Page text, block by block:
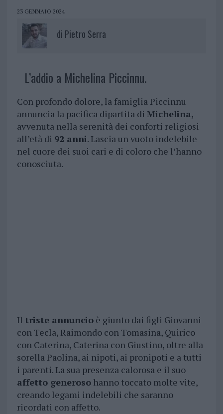
23 GENNAIO 2024
di Pietro Serra
L’addio a Michelina Piccinnu.
Con profondo dolore, la famiglia Piccinnu
annuncia la pacifica dipartita di Michelina,
avvenuta nella serenità dei conforti religiosi
all’età di 92 anni. Lascia un vuoto indelebile
nel cuore dei suoi cari e di coloro che l’hanno
conosciuta.
Il triste annuncioè giunto dai figli Giovanni
con Tecla, Raimondo con Tomasina, Quirico
con Caterina, Caterina con Giustino, oltre alla
sorella Paolina, ai nipoti, ai pronipoti e a tutti
i parenti. La sua presenza calorosa e il suo
affetto generosohanno toccato molte vite,
creando legami indelebili che saranno
ricordati con affetto.